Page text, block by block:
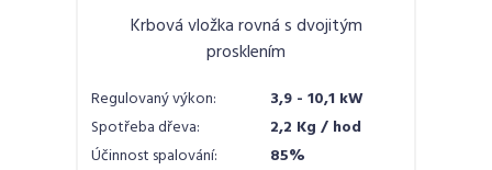
Krbová vložka rovná s dvojitým
prosklením
Regulovaný výkon:
3,9 - 10,1 kW
Spotřeba dřeva:
2,2 Kg / hod
Účinnost spalování:
85%